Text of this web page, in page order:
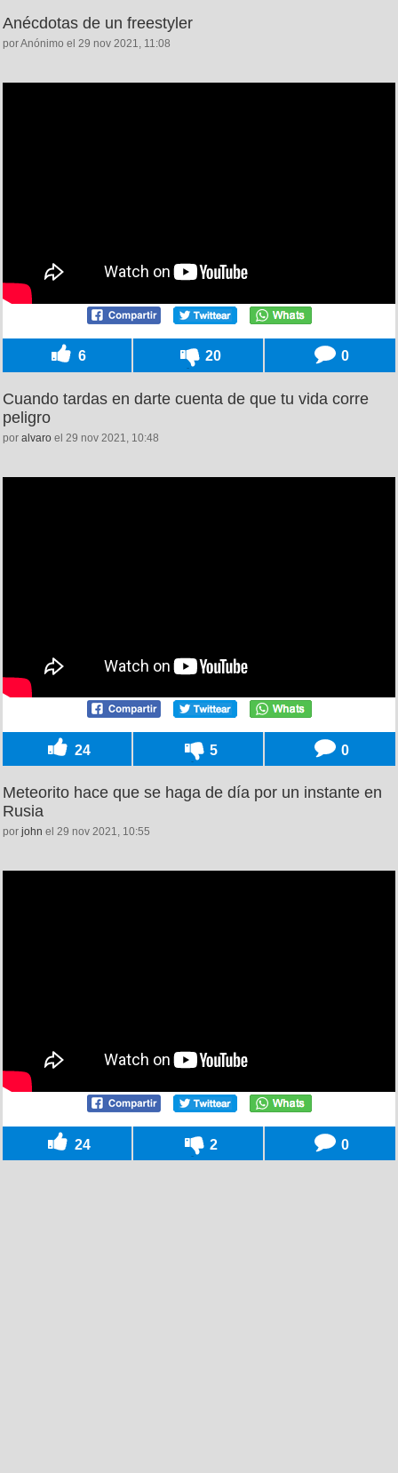
Anécdotas de un freestyler
por Anónimo el 29 nov 2021, 11:08
6 20 0
Cuando tardas en darte cuenta de que tu vida corre
peligro
por alvaro el 29 nov 2021, 10:48
24 5 0
Meteorito hace que se haga de día por un instante en
Rusia
por john el 29 nov 2021, 10:55
24 2 0